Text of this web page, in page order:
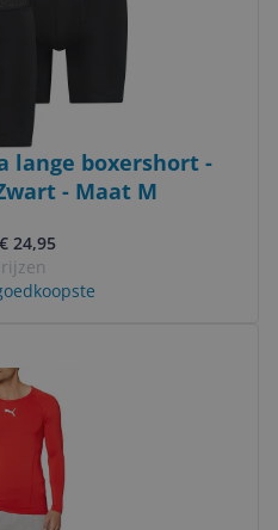
lange boxershort -
- Maat M
24,95